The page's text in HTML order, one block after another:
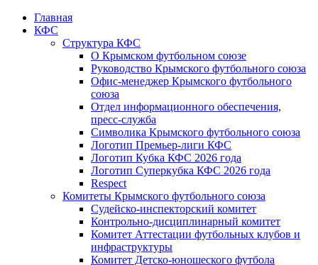
Главная
КФС
Структура КФС
О Крымском футбольном союзе
Руководство Крымского футбольного союза
Офис-менеджер Крымского футбольного
союза
Отдел информационного обеспечения,
пресс-служба
Символика Крымского футбольного союза
Логотип Премьер-лиги КФС
Логотип Кубка КФС 2026 года
Логотип Суперкубка КФС 2026 года
Respect
Комитеты Крымского футбольного союза
Судейско-инспекторский комитет
Контрольно-дисциплинарный комитет
Комитет Аттестации футбольных клубов и
инфраструктуры
Комитет Детско-юношеского футбола